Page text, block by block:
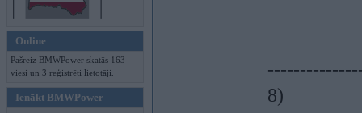
Online
Pašreiz BMWPower skatās 163
viesi un 3 reģistrēti lietotāji.
Ienākt BMWPower
8)